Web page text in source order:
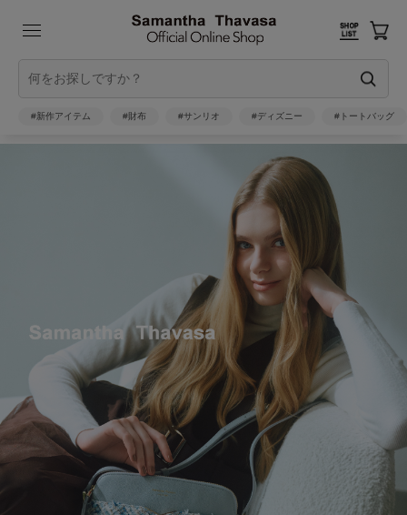
#新作アイテム #財布 #サンリオ #ディズニー #トートバッグ